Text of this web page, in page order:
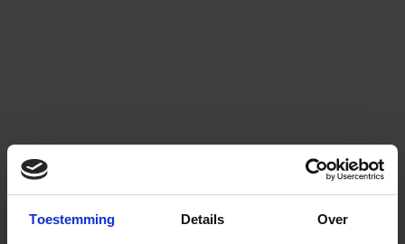
Toestemming Details Over